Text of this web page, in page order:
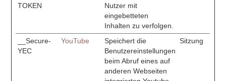
TOKEN
Nutzer mit
eingebetteten
Inhalten zu verfolgen.
__Secure-
YEC
YouTube
Speichert die
Benutzereinstellungen
beim Abruf eines auf
anderen Webseiten
Sitzung